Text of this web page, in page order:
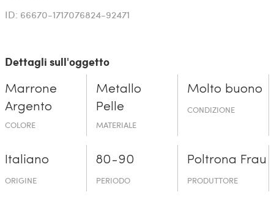
ID: 66670-1717076824-92471
Dettagli sull'oggetto
Marrone
Argento
COLORE
Metallo
Pelle
MATERIALE
Molto buono
CONDIZIONE
Italiano
ORIGINE
80-90
PERIODO
Poltrona Frau
PRODUTTORE